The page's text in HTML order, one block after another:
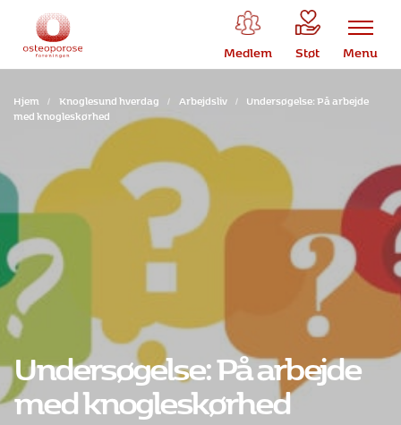
Medlem Støt Menu
Hjem / Knoglesund hverdag / Arbejdsliv / Undersøgelse: På arbejde
med knogleskørhed
Undersøgelse: På arbejde
med knogleskørhed